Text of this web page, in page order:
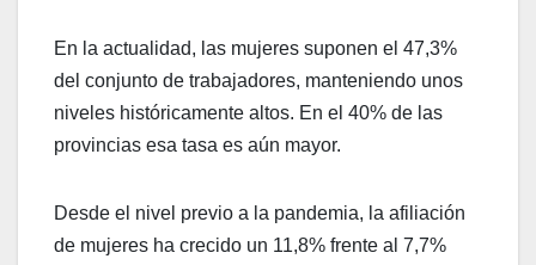
En la actualidad, las mujeres suponen el 47,3%
del conjunto de trabajadores, manteniendo unos
niveles históricamente altos. En el 40% de las
provincias esa tasa es aún mayor.
Desde el nivel previo a la pandemia, la afiliación
de mujeres ha crecido un 11,8% frente al 7,7%